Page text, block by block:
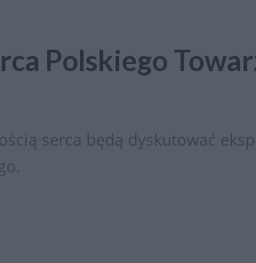
Polskiego
serca będą dyskutować